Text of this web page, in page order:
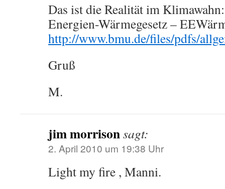
Das ist die Realität im
Energien-Wärmegesetz –
http://www.bmu.de/files/pdfs/
Gruß
M.
jim morrisonsagt:
2. April 2010 um 19:38 Uhr
Light my fire , Manni.